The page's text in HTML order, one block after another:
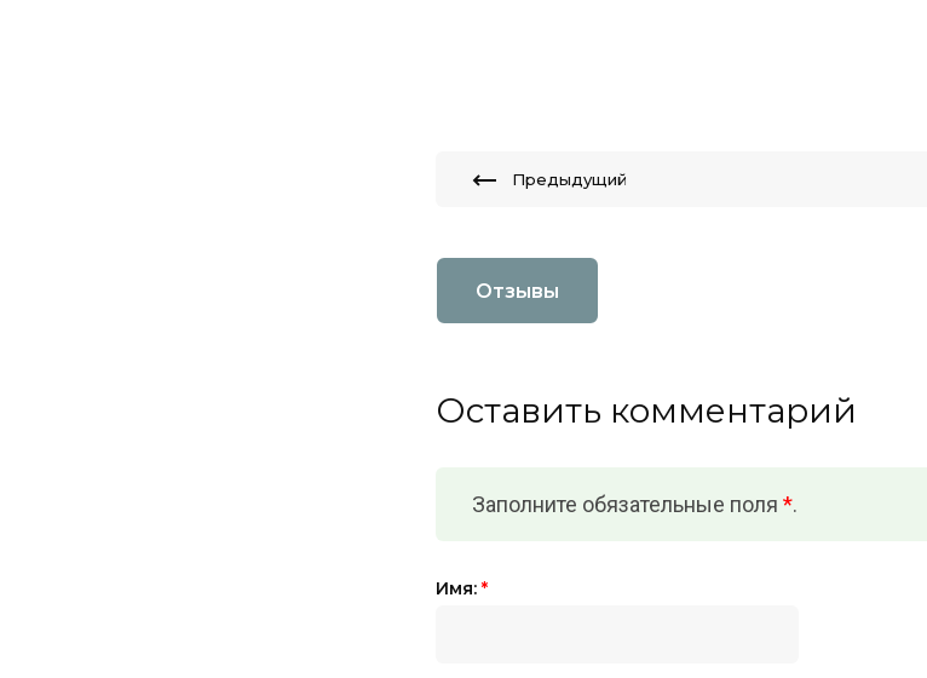
Предыдущий
Отзывы
Оставить комментарий
Заполните обязательные поля *.
Имя: *